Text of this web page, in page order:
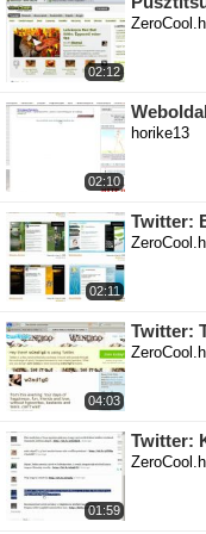
02:12
02:10
horike13
02:11
Twitter:
04:03
Twitter:
01:59
Twitter: